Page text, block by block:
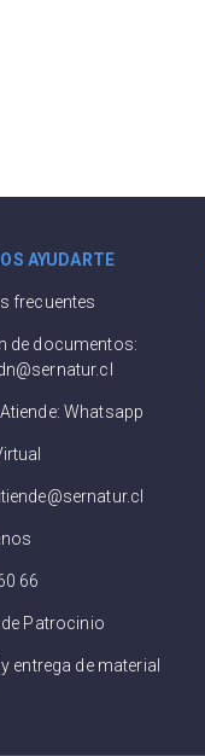
AYUDARTE
frecuentes
de documentos:
Whatsapp
66
Patrocinio
entrega de material